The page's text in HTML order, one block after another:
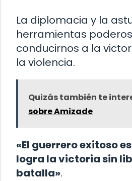
La diplomacia y la
herramientas
conducirnos a la
la violencia.
Quizás también te
sobre Amizade
«El guerrero exitoso
logra la victoria sin
batalla».